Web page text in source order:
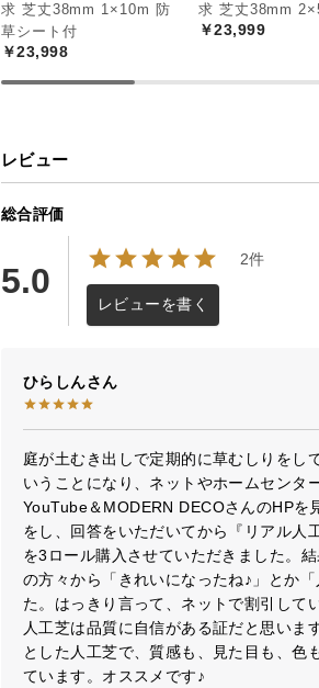
ックス葉
や
ふかふか
他を圧倒する
求 芝丈38mm 1×10m 防
草シート付
￥23,998
求 芝丈38mm
￥23,999
レビュー
総合評価
5.0
2件
レビューを書く
ひらしん
庭が土むき出しで定期的に草むしりをし
いうことになり、ネットやホームセンタ
YouTube＆MODERN DECOさんのHPを
をし、回答をいただいてから『リアル人
を3ロール購入させていただきました。
の方々から「きれいになったね♪」とか
た。はっきり言って、ネットで割引して
人工芝は品質に自信がある証だと思いま
とした人工芝で、質感も、見た目も、色
ています。オススメです♪